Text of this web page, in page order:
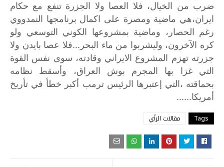
ضرب من الخيال، فلا العصا ولا الجزرة تنفع مع حكام
ايران،هي ماضية ومصرة على اكمال برنامجها النمدووي
رغم
الحصار، وماضية بمشروعها الكوني التوسعي ولو
كره الآخرون، وليشربوا من ماء البحر ...فلا عصا بايدن ولا
جزرته تهزم المشروع الايراني وقادته، سوى نفس القوة
التي
غزا بها المجرم بوش العراق، وأسقط
نظامه
بحماقته ،التي إعتبرها الرئيس ترمب أكبر خطأ في تأريخ
أمريكا......
Tags مقالات الرأي